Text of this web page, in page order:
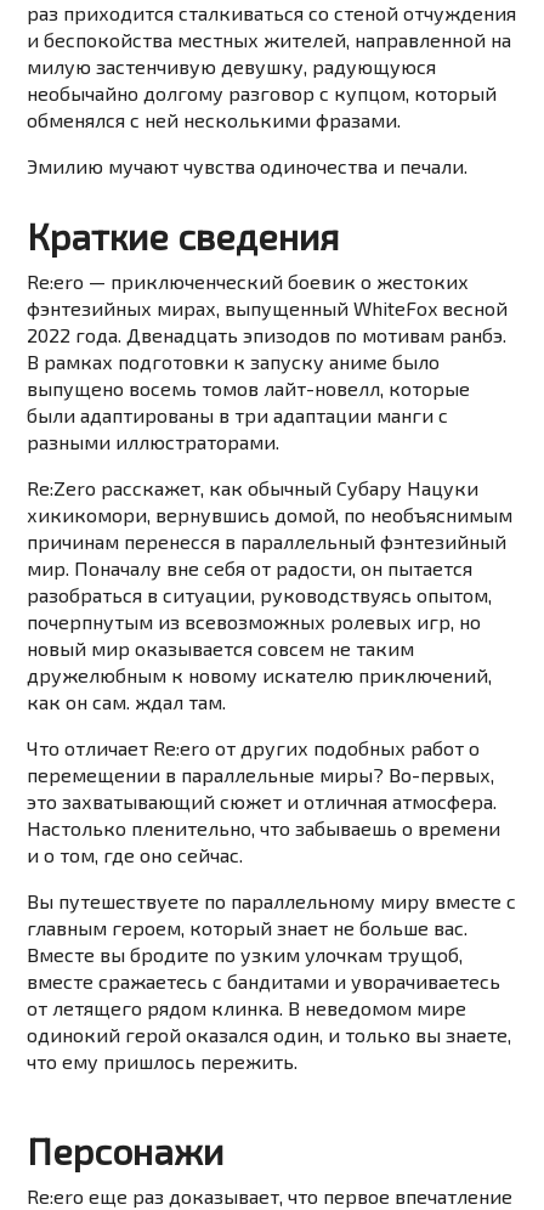
раз приходится сталкиваться со стеной отчуждения
и беспокойства местных жителей, направленной на
милую застенчивую девушку, радующуюся
необычайно долгому разговор с купцом, который
обменялся с ней несколькими фразами.
Эмилию мучают чувства одиночества и печали.
Краткие сведения
Re:ero — приключенческий боевик о жестоких
фэнтезийных мирах, выпущенный WhiteFox весной
2022 года. Двенадцать эпизодов по мотивам ранбэ.
В рамках подготовки к запуску аниме было
выпущено восемь томов лайт-новелл, которые
были адаптированы в три адаптации манги с
разными иллюстраторами.
Re:Zero расскажет, как обычный Субару Нацуки
хикикомори, вернувшись домой, по необъяснимым
причинам перенесся в параллельный фэнтезийный
мир. Поначалу вне себя от радости, он пытается
разобраться в ситуации, руководствуясь опытом,
почерпнутым из всевозможных ролевых игр, но
новый мир оказывается совсем не таким
дружелюбным к новому искателю приключений,
как он сам. ждал там.
Что отличает Re:ero от других подобных работ о
перемещении в параллельные миры? Во-первых,
это захватывающий сюжет и отличная атмосфера.
Настолько пленительно, что забываешь о времени
и о том, где оно сейчас.
Вы путешествуете по параллельному миру вместе с
главным героем, который знает не больше вас.
Вместе вы бродите по узким улочкам трущоб,
вместе сражаетесь с бандитами и уворачиваетесь
от летящего рядом клинка. В неведомом мире
одинокий герой оказался один, и только вы знаете,
что ему пришлось пережить.
Персонажи
Re:ero еще раз доказывает, что первое впечатление